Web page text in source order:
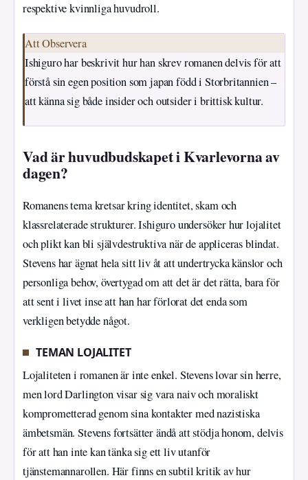
respektive kvinnliga huvudroll.
Att Observera
Ishiguro har beskrivit hur han skrev romanen delvis för att
förstå sin egen position som japan född i Storbritannien –
att känna sig både insider och outsider i brittisk kultur.
Vad är huvudbudskapet i Kvarlevorna av
dagen?
Romanens tema kretsar kring identitet, skam och
klassrelaterade strukturer. Ishiguro undersöker hur lojalitet
och plikt kan bli självdestruktiva när de appliceras blindat.
Stevens har ägnat hela sitt liv åt att undertrycka känslor och
personliga behov, övertygad om att det är det rätta, bara för
att sent i livet inse att han har förlorat det enda som
verkligen betydde något.
TEMAN LOJALITET
Lojaliteten i romanen är inte enkel. Stevens lovar sin herre,
men lord Darlington visar sig vara naiv och moraliskt
komprometterad genom sina kontakter med nazistiska
ämbetsmän. Stevens fortsätter ändå att stödja honom, delvis
för att han inte kan tänka sig ett liv utanför
tjänstemannarollen. Här finns en subtil kritik av hur